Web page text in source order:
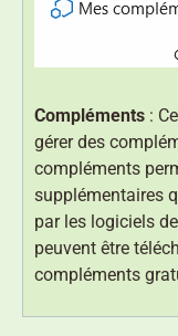
Compléments :
gérer des
compléments
supplémentaires
par les logiciels
peuvent être
compléments